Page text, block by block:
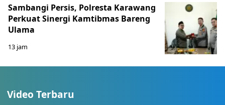
Sambangi Persis, Polresta Karawang
Perkuat Sinergi Kamtibmas Bareng
Ulama
13 jam
Video Terbaru